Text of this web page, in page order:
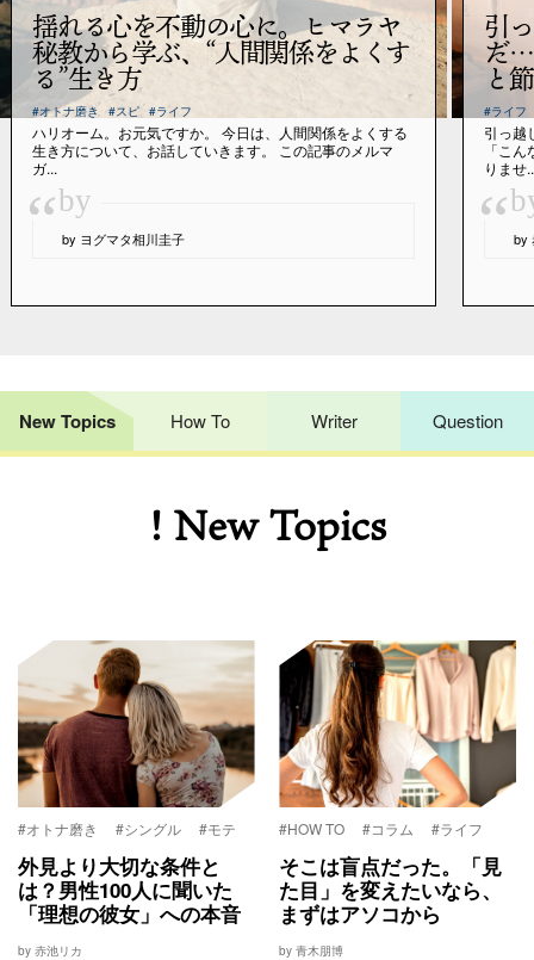
揺れる心を不動の心に。ヒマラヤ
秘教から学ぶ、“人間関係をよくす
る”生き方
#オトナ磨き #スピ #ライフ
ハリオーム。お元気ですか。 今日は、人間関係をよくする
生き方について、お話していきます。 この記事のメルマ
ガ...
“by
by ヨグマタ相川圭子
引
だ…
と
#ライフ
引っ越
「こ
りませ
“ by
New Topics How To Writer Question
! New Topics
#オトナ磨き #シングル #モテ
外見より大切な条件と
は？男性100人に聞いた
「理想の彼女」への本音
by 赤池リカ
#HOW TO #コラム #ライフ
そこは盲点だった。「見
た目」を変えたいなら、
まずはアソコから
by 青木朋博